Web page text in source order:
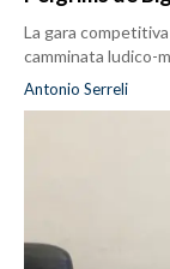
La gara
camminata ludico-
Antonio Serreli